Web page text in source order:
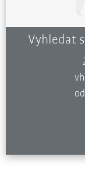
Vyhledat